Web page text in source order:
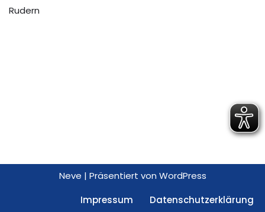
Rudern
Neve | Präsentiert von WordPress
Impressum
Datenschutzerklärung